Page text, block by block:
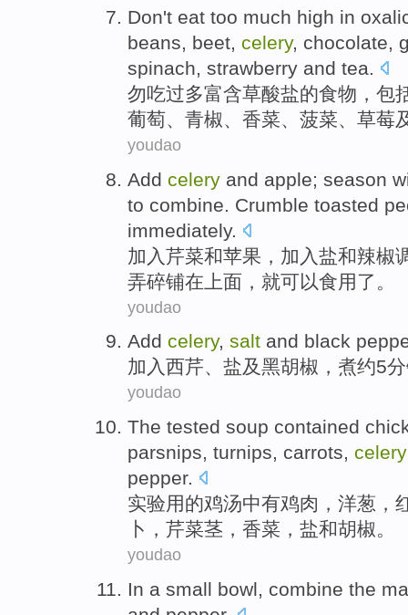
Don't eat too much high in
beans, beet, celery, chocolate,
spinach, strawberry and tea.
勿吃过多富含草酸盐的食物 ， 包
葡萄、 青椒、 香菜、 菠菜、 草莓
youdao
Add celery and apple; season
to combine . Crumble toasted
immediately.
加入 芹菜和苹果 ，加入 盐和辣椒
弄碎铺在 上面 ，就可以食用了。
youdao
Add celery, salt and black
加入西芹、 盐及黑胡椒 ， 煮约5
youdao
The tested soup contained
parsnips, turnips, carrots, celery
pepper.
实验用的鸡汤中有鸡肉 ， 洋葱 ，
卜 ， 芹菜茎 ， 香菜 ， 盐和胡椒。
youdao
In a small bowl, combine the